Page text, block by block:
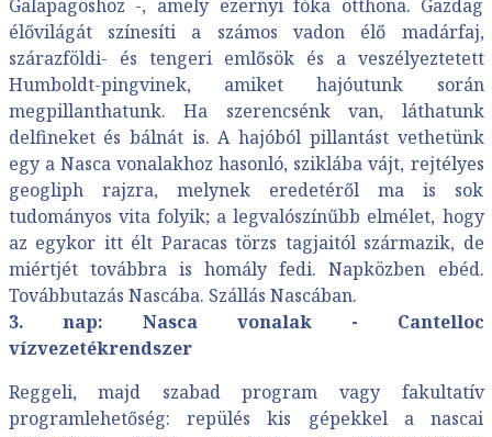
Galapagoshoz -, amely ezernyi fóka otthona. Gazdag
élővilágát színesíti a számos vadon élő madárfaj,
szárazföldi- és tengeri emlősök és a veszélyeztetett
Humboldt-pingvinek, amiket hajóutunk során
megpillanthatunk. Ha szerencsénk van, láthatunk
delfineket és bálnát is. A hajóból pillantást vethetünk
egy a Nasca vonalakhoz hasonló, sziklába vájt, rejtélyes
geogliph rajzra, melynek eredetéről ma is sok
tudományos vita folyik; a legvalószínűbb elmélet, hogy
az egykor itt élt Paracas törzs tagjaitól származik, de
miértjét továbbra is homály fedi. Napközben ebéd.
Továbbutazás Nascába. Szállás Nascában.
3. nap: Nasca vonalak - Cantelloc
vízvezetékrendszer
Reggeli, majd szabad program vagy fakultatív
programlehetőség: repülés kis gépekkel a nascai